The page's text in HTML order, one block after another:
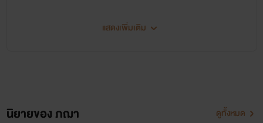
แสดงเพิ่มเติม
นิยายของ ภฌา ดูทั้งหมด